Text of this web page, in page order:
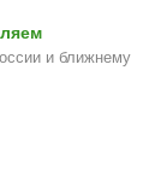
и ближнему